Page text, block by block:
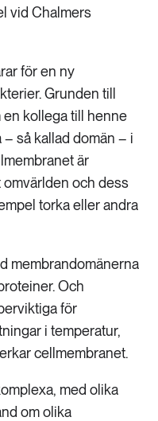
vid Chalmers
för en ny
Grunden till
kollega till henne
så kallad domän – i
är
omvärlden och dess
torka eller andra
membrandomänerna
Och
för
i temperatur,
cellmembranet.
med olika
om olika